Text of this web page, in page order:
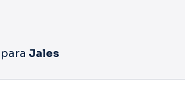
para Jales